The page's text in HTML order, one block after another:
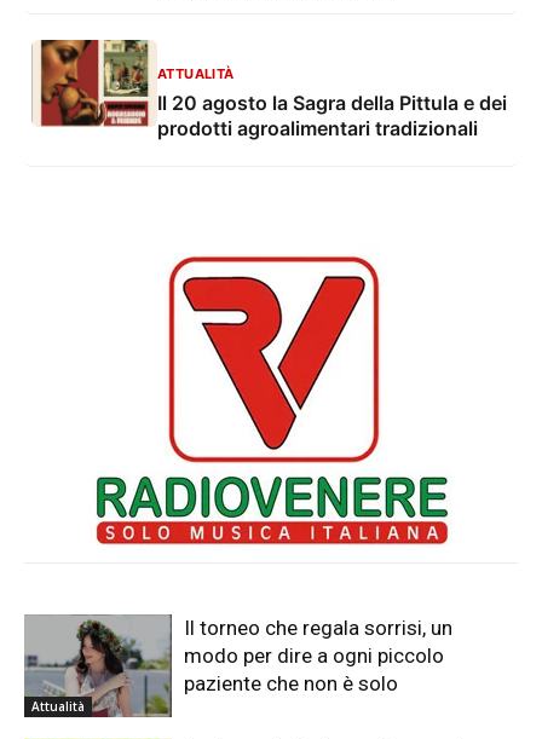
ATTUALITÀ
Il 20 agosto la Sagra della Pittula e dei
prodotti agroalimentari tradizionali
Attualità
Il torneo che regala sorrisi, un
modo per dire a ogni piccolo
paziente che non è solo